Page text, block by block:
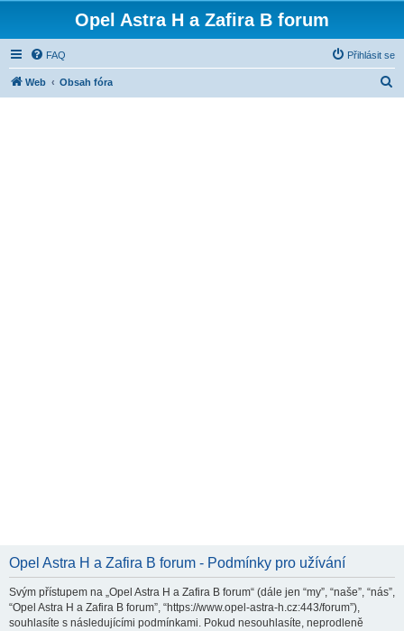
Opel Astra H a Zafira B forum
FAQ Přihlásit se
Web Obsah fóra
Opel Astra H a Zafira B forum - Podmínky pro užívání
Svým přístupem na „Opel Astra H a Zafira B forum“ (dále jen “my”, “naše”, “nás”,
“Opel Astra H a Zafira B forum”, “https://www.opel-astra-h.cz:443/forum”),
souhlasíte s následujícími podmínkami. Pokud nesouhlasíte, neprodleně